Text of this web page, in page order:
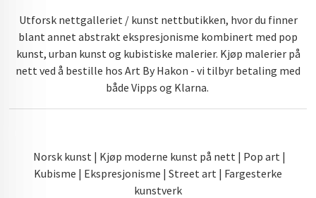
Utforsk nettgalleriet / kunst nettbutikken, hvor du finner
blant annet abstrakt ekspresjonisme kombinert med pop
kunst, urban kunst og kubistiske malerier. Kjøp malerier på
nett ved å bestille hos Art By Hakon - vi tilbyr betaling med
både Vipps og Klarna.
Norsk kunst | Kjøp moderne kunst på nett | Pop art |
Kubisme | Ekspresjonisme | Street art | Fargesterke
kunstverk